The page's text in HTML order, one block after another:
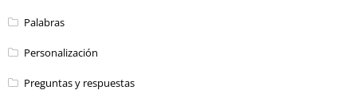
Palabras
Personalización
Preguntas y respuestas